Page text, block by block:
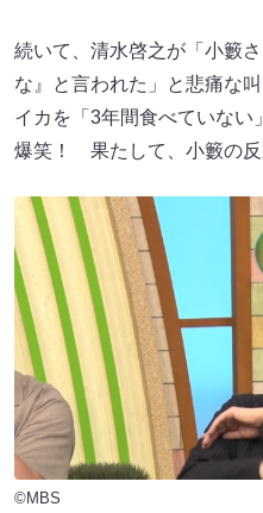
続いて、清水啓之が「小籔
な』と言われた」と悲痛な
イカを「3年間食べていない
爆笑！ 果たして、小籔の反
©MBS